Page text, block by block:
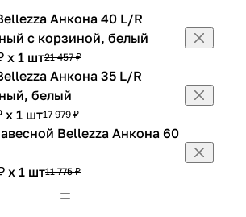
Анкона 40 L/R
с корзиной, белый
x 1 шт21 457 ₽
Анкона 35 L/R
белый
x 1 шт17 979 ₽
Bellezza Анкона 60
x 1 шт11 775 ₽